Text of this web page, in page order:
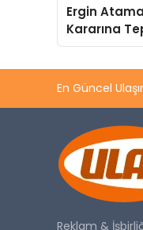
Ergin
Kararına
En Güncel
Reklam &